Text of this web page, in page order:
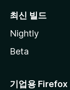
최신 빌드
Nightly
Beta
기업용 Firefox